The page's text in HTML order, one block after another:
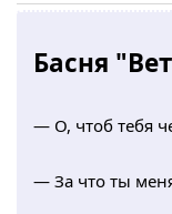
Басня
— О, чтоб тебя
— За что ты